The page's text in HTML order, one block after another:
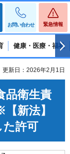
お問い合わせ 緊急情報
健康・医療・福祉
更新日：2026年2月1日
品衛生責
新法】
た許可